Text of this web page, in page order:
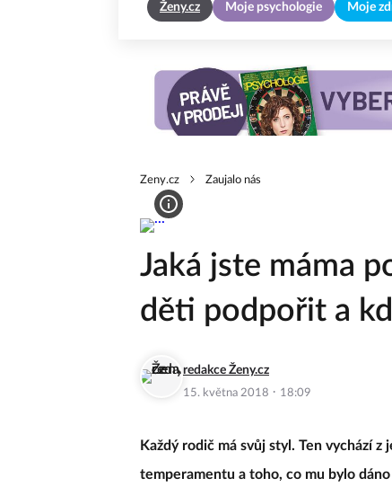
Ženy.cz Moje psychologie Moje
Zeny.cz Zaujalo nás
Jaká jste máma
děti podpořit a
redakce Ženy.cz
15. května 2018 · 18:09
Každý rodič má svůj styl. Ten vychází
temperamentu a toho, co mu bylo